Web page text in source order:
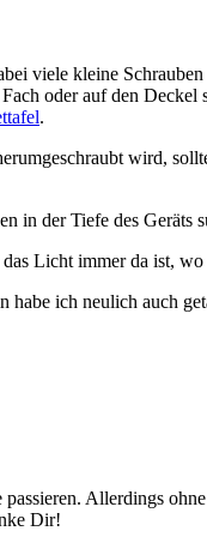
viele kleine
oder auf den
.
wird,
in der Tiefe des Geräts
Licht immer da ist, wo
ich neulich auch
passieren. Allerdings
Dir!